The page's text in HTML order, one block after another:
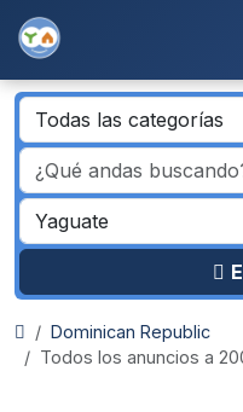
Dominican Republic
Todos los anuncios a